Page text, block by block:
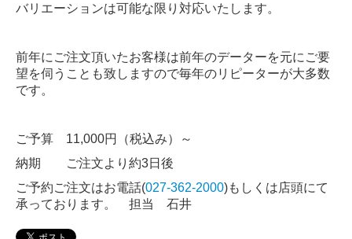
バリエーションは可能な限り対応いたします。
前年にご注文頂いたお客様は前年のデーターを元にご要
望を伺うことも致しますので毎年のリピーターが大多数
です。
ご予算 11,000円（税込み）～
納期 ご注文より約3日後
ご予約ご注文はお電話(027-362-2000)もしくは店頭にて
承っております。 担当 石井